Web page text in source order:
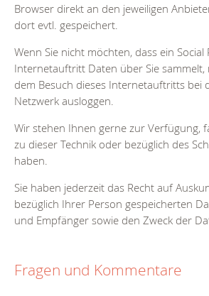
Browser direkt an den jeweiligen
dort evtl. gespeichert.
Wenn Sie nicht möchten, dass ein
Internetauftritt Daten über Sie sammelt,
dem Besuch dieses Internetauftritts bei
Netzwerk ausloggen.
Wir stehen Ihnen gerne zur Verfügung,
zu dieser Technik oder bezüglich des
haben.
Sie haben jederzeit das Recht auf
bezüglich Ihrer Person gespeicherten
und Empfänger sowie den Zweck der
Fragen und Kommentare